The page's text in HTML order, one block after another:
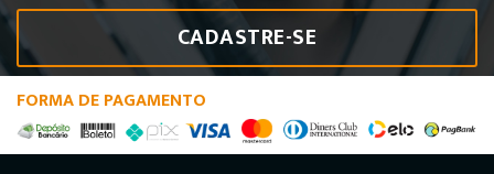
CADASTRE-SE
FORMA DE PAGAMENTO